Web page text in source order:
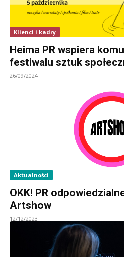
Klienci i kadry
Heima PR wspiera
festiwalu sztuk
26/09/2024
Aktualności
OKK! PR
Artshow
12/12/2023